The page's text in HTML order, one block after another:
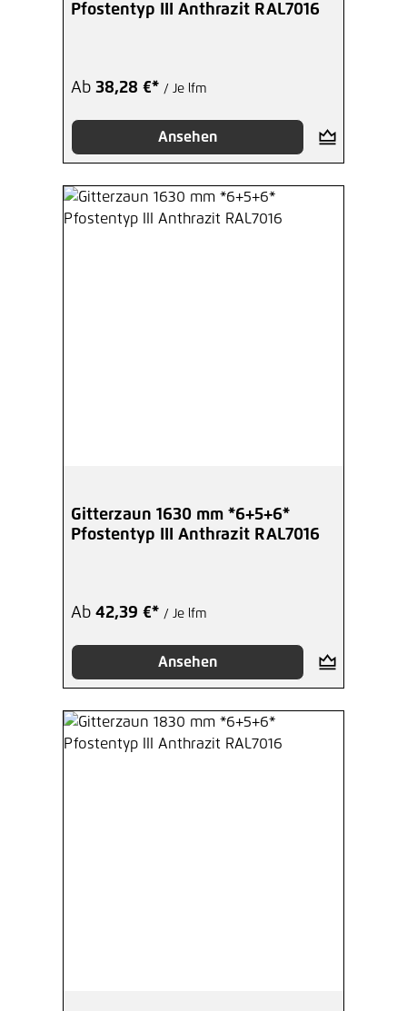
Pfostentyp III Anthrazit RAL7016
Ab 38,28 €* / Je lfm
Ansehen
Gitterzaun 1630 mm *6+5+6*
Pfostentyp III Anthrazit RAL7016
Ab 42,39 €* / Je lfm
Ansehen